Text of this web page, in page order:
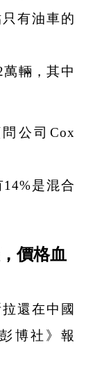
有油車的
輛，其中
公司Cox
是混合
價格血
還在中國
博社》報